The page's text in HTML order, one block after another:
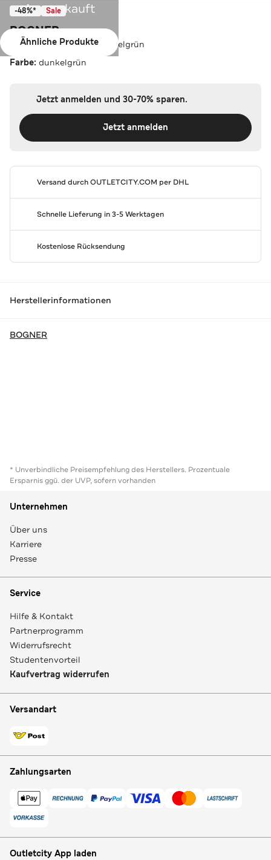
Ausverkauft
Ähnliche Produkte
-48%* Sale
BOGNER
Outdoorhose 'Valon' dunkelgrün
Farbe: dunkelgrün
Jetzt anmelden und 30-70% sparen.
Jetzt anmelden
Versand durchOUTLETCITY.COM per DHL
Schnelle Lieferung in 3-5 Werktagen
Kostenlose Rücksendung
Herstellerinformationen
BOGNER
* Unverbindliche Preisempfehlung des Herstellers. Prozentuale
Ersparnis ggü. der UVP, sofern vorhanden
Unternehmen
Über uns
Karriere
Presse
Service
Hilfe & Kontakt
Partnerprogramm
Widerrufsrecht
Studentenvorteil
Kaufvertrag widerrufen
Versandart
Zahlungsarten
Outletcity App laden